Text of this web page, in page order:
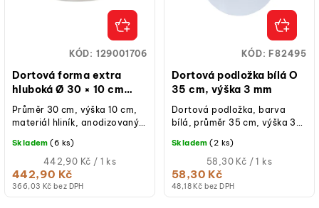
Dortová forma extra
hluboká Ø 30 × 10 cm
Wilton
366,03 Kč bez DPH
442,90 Kč
Měrná
cena:
(jednotková
442,90 Kč / 1 ks
Skladem (6 ks)
Průměr 30 cm, výška 10 cm,
materiál hliník, anodizovaný
hluboké provedení, ideální
KÓD: 129001706
Dortová podložka bílá O
35 cm, výška 3 mm
48,18 Kč bez DPH
58,30 Kč
Měrná
cena:
(jednotková
58,30 Kč / 1 ks
Skladem (2 ks)
Dortová podložka, barva
bílá, průměr 35 cm, výška 3
podložka s hladkým
povrchem a lesklou...
KÓD: F82495